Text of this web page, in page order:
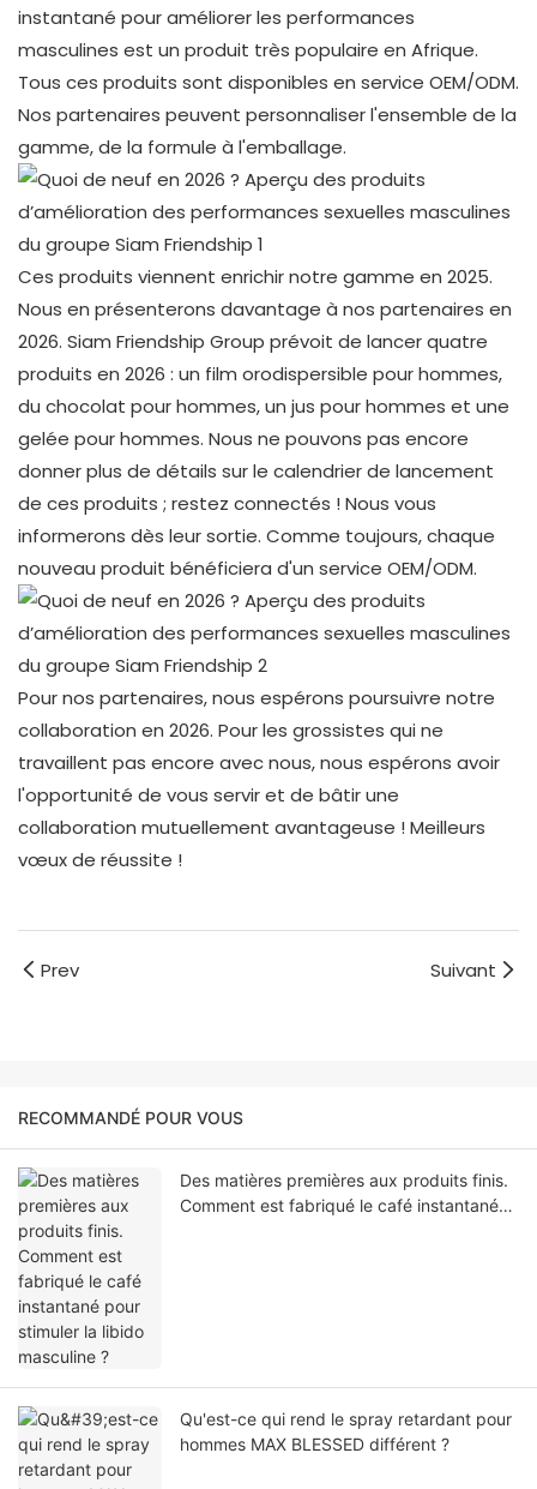
instantané pour améliorer les performances
masculines est un produit très populaire en Afrique.
Tous ces produits sont disponibles en service OEM/ODM.
Nos partenaires peuvent personnaliser l'ensemble de la
gamme, de la formule à l'emballage.
Ces produits viennent enrichir notre gamme en 2025.
Nous en présenterons davantage à nos partenaires en
2026. Siam Friendship Group prévoit de lancer quatre
produits en 2026 : un film orodispersible pour hommes,
du chocolat pour hommes, un jus pour hommes et une
gelée pour hommes. Nous ne pouvons pas encore
donner plus de détails sur le calendrier de lancement
de ces produits ; restez connectés ! Nous vous
informerons dès leur sortie. Comme toujours, chaque
nouveau produit bénéficiera d'un service OEM/ODM.
Pour nos partenaires, nous espérons poursuivre notre
collaboration en 2026. Pour les grossistes qui ne
travaillent pas encore avec nous, nous espérons avoir
l'opportunité de vous servir et de bâtir une
collaboration mutuellement avantageuse ! Meilleurs
vœux de réussite !
Prev Suivant
RECOMMANDÉ POUR VOUS
Des matières premières aux produits finis.
Comment est fabriqué le café instantané
Qu'est-ce qui rend le spray retardant pour
hommes MAX BLESSED différent ?